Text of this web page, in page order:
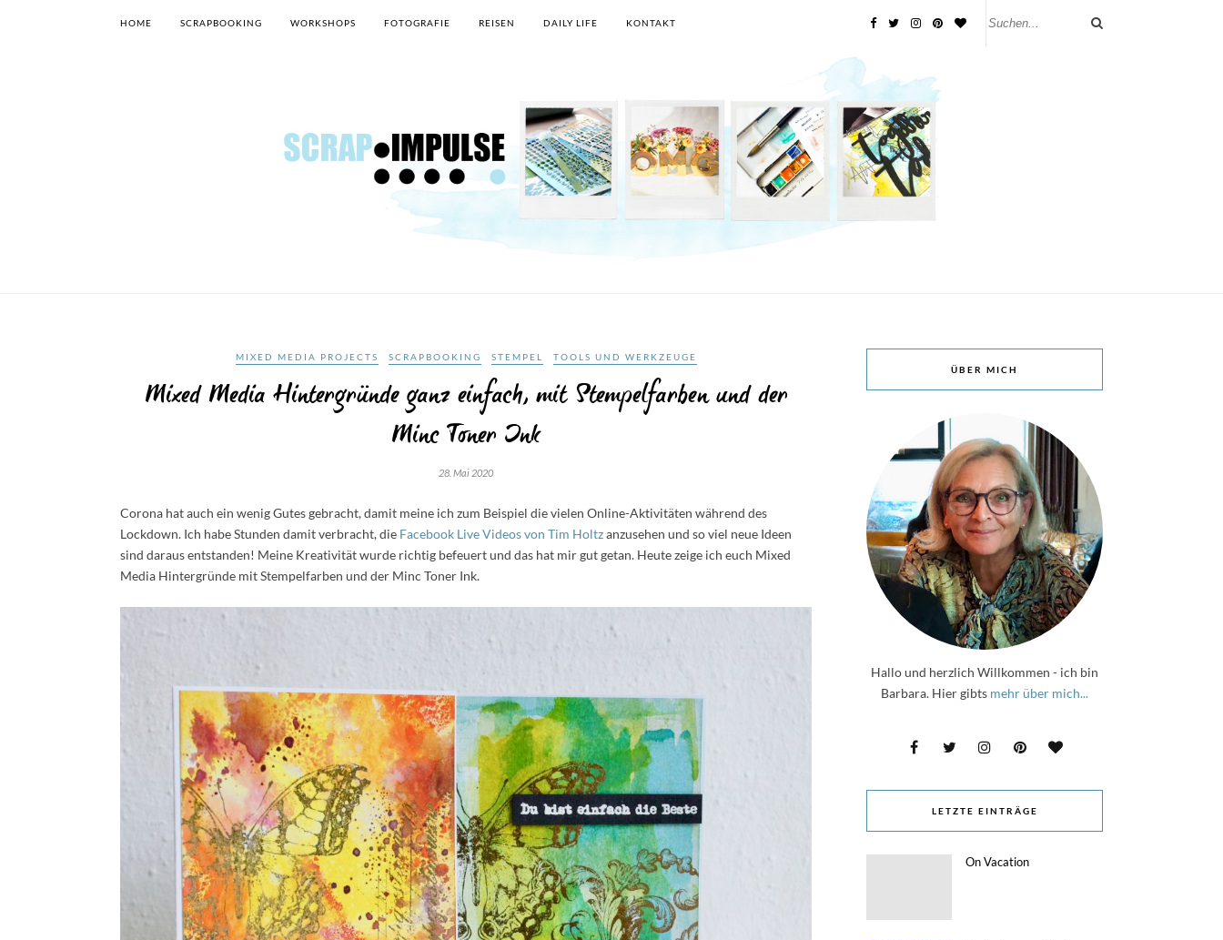
HOME SCRAPBOOKING WORKSHOPS FOTOGRAFIE REISEN DAILY LIFE KONTAKT
MIXED MEDIA PROJECTS SCRAPBOOKING STEMPEL TOOLS UND WERKZEUGE
Mixed Media Hintergründe ganz einfach, mit Stempelfarben und der
Minc Toner Ink
28. Mai 2020
Corona hat auch ein wenig Gutes gebracht, damit meine ich zum Beispiel die vielen Online-Aktivitäten während des
Lockdown. Ich habe Stunden damit verbracht, die Facebook Live Videos von Tim Holtzanzusehen und so viel neue Ideen
sind daraus entstanden! Meine Kreativität wurde richtig befeuert und das hat mir gut getan. Heute zeige ich euch Mixed
Media Hintergründe mit Stempelfarben und der Minc Toner Ink.
ÜBER MICH
Hallo und herzlich Willkommen - ich bin
Barbara. Hier gibts mehr über mich...
LETZTE EINTRÄGE
On Vacation